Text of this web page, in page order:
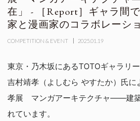
在」 - ［Report］ギャラ間
家と漫画家のコラボレーシ
COMPETITION & EVENT 2025.01.19
東京・乃木坂にあるTOTOギャラリ
吉村靖孝（よしむら やすたか）氏に
孝展 マンガアーキテクチャ――建築
れています。